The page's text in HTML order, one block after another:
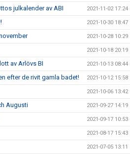
julkalender av ABI 2021-11-02 17:24
2021-10-30 18:47
2021-10-28 10:29
2021-10-18 20:19
av Arlövs BI 2021-10-13 08:44
efter de rivit gamla badet! 2021-10-12 15:58
2021-10-06 13:42
Augusti 2021-09-27 14:19
2021-09-17 10:53
2021-08-17 15:43
2021-07-05 13:11